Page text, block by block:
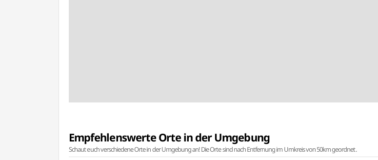
Empfehlenswerte Orte in der Umgebung
Schaut euch verschiedene Orte in der Umgebung an! Die Orte sind nach Entfernung im Umkreis von 50km geordnet.